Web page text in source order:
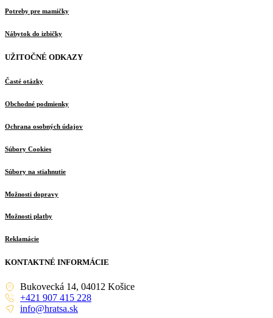
Potreby pre mamičky
Nábytok do izbičky
UŽITOČNÉ ODKAZY
Časté otázky
Obchodné podmienky
Ochrana osobných údajov
Súbory Cookies
Súbory na stiahnutie
Možnosti dopravy
Možnosti platby
Reklamácie
KONTAKTNÉ INFORMÁCIE
Bukovecká 14, 04012 Košice
+421 907 415 228
info@hratsa.sk